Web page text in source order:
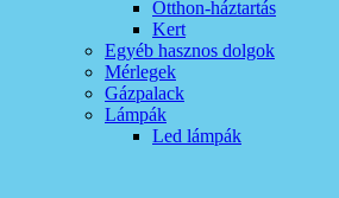
Otthon-háztartás
Kert
Egyéb hasznos dolgok
Mérlegek
Gázpalack
Lámpák
Led lámpák